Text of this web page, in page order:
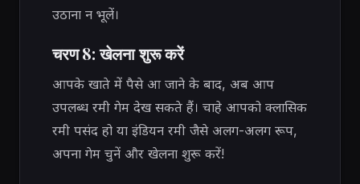
उठाना न भूलें।
चरण 8: खेलना शुरू करें
आपके खाते में पैसे आ जाने के बाद, अब आप
उपलब्ध रमी गेम देख सकते हैं। चाहे आपको क्लासिक
रमी पसंद हो या इंडियन रमी जैसे अलग-अलग रूप,
अपना गेम चुनें और खेलना शुरू करें!